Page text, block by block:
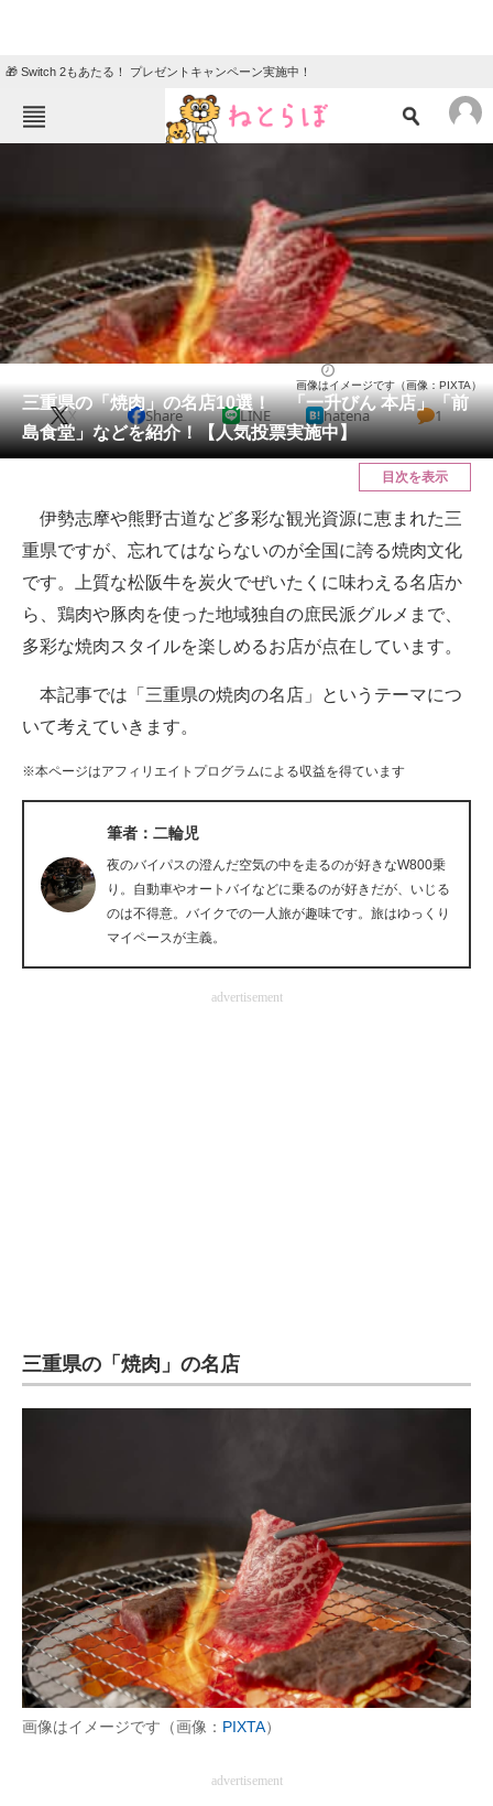
🎁 Switch 2もあたる！ プレゼントキャンペーン実施中！
クイズ
地域
住まい 教育・育児
動物 リサーチ
会員記事
メディア
ITの今と未来を見通す
スマホと通信の最新トレンド
進化するPCとデバイスの未来
好きが集まる 比べて選べる
ビジネスと働き方のヒント
AI活用のいまが分かる
企業ITのトレンドを詳説
経営リーダーのコミュニティ
マーケ×ITの今がよく分かる
ITエンジニア向け専門サイト
三重県の「焼肉」の名店10選！ 「一升びん 本店」「前
島食堂」などを紹介！【人気投票実施中】
画像はイメージです（画像：PIXTA）
X Share LINE hatena 1
目次を表示
伊勢志摩や熊野古道など多彩な観光資源に恵まれた三
重県ですが、忘れてはならないのが全国に誇る焼肉文化
です。上質な松阪牛を炭火でぜいたくに味わえる名店か
ら、鶏肉や豚肉を使った地域独自の庶民派グルメまで、
多彩な焼肉スタイルを楽しめるお店が点在しています。
本記事では「三重県の焼肉の名店」というテーマにつ
いて考えていきます。
※本ページはアフィリエイトプログラムによる収益を得ています
筆者：二輪児
夜のバイパスの澄んだ空気の中を走るのが好きなW800乗
り。自動車やオートバイなどに乗るのが好きだが、いじる
のは不得意。バイクでの一人旅が趣味です。旅はゆっくり
マイペースが主義。
advertisement
三重県の「焼肉」の名店
画像はイメージです（画像： PIXTA）
advertisement